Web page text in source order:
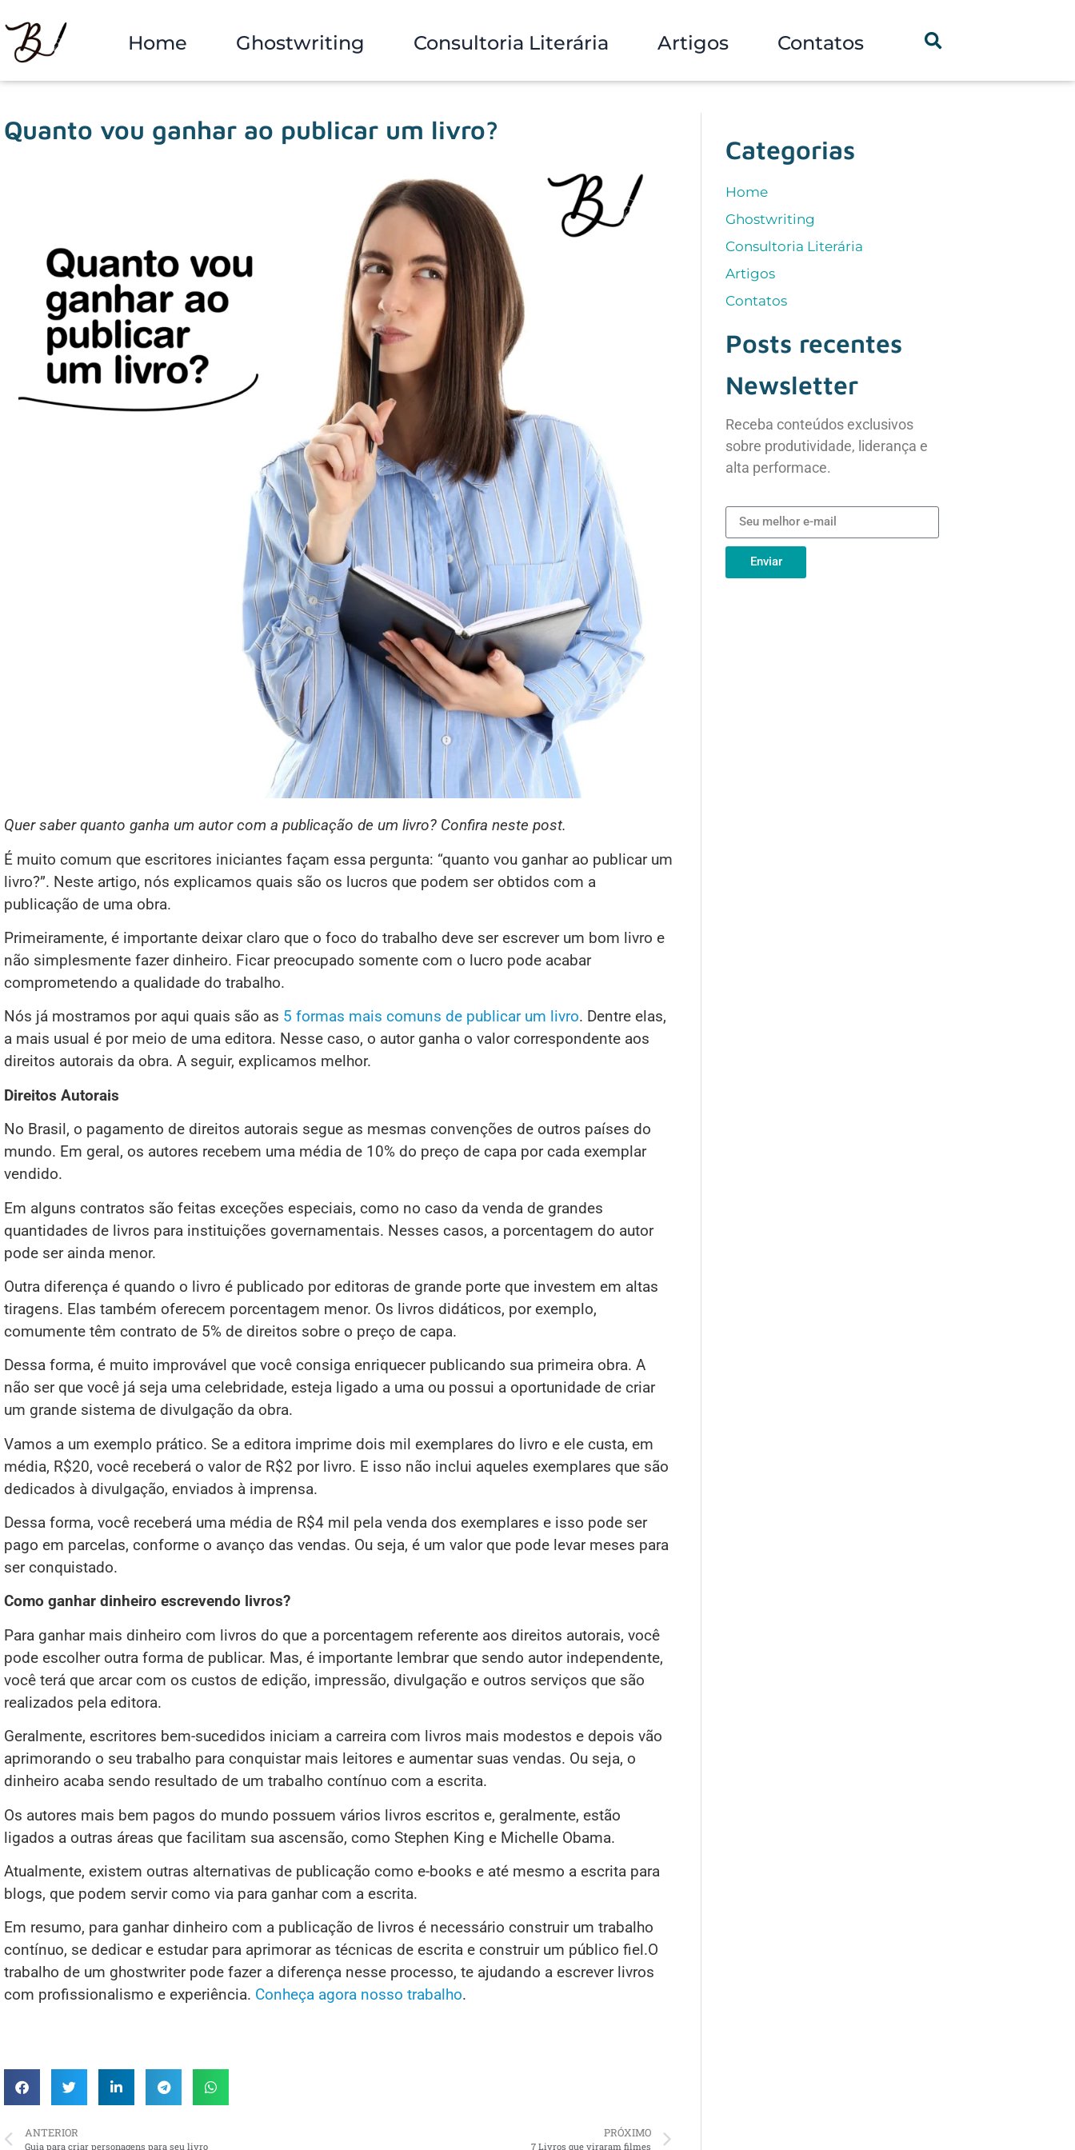
Home Ghostwriting Consultoria Literária Artigos Contatos
Quanto vou ganhar ao publicar um livro?
Quer saber quanto ganha um autor com a publicação de um livro? Confira neste post.
É muito comum que escritores iniciantes façam essa pergunta: “quanto vou ganhar ao publicar um
livro?”. Neste artigo, nós explicamos quais são os lucros que podem ser obtidos com a
publicação de uma obra.
Primeiramente, é importante deixar claro que o foco do trabalho deve ser escrever um bom livro e
não simplesmente fazer dinheiro. Ficar preocupado somente com o lucro pode acabar
comprometendo a qualidade do trabalho.
Nós já mostramos por aqui quais são as 5 formas mais comuns de publicar um livro. Dentre elas,
a mais usual é por meio de uma editora. Nesse caso, o autor ganha o valor correspondente aos
direitos autorais da obra. A seguir, explicamos melhor.
Direitos Autorais
No Brasil, o pagamento de direitos autorais segue as mesmas convenções de outros países do
mundo. Em geral, os autores recebem uma média de 10% do preço de capa por cada exemplar
vendido.
Em alguns contratos são feitas exceções especiais, como no caso da venda de grandes
quantidades de livros para instituições governamentais. Nesses casos, a porcentagem do autor
pode ser ainda menor.
Outra diferença é quando o livro é publicado por editoras de grande porte que investem em altas
tiragens. Elas também oferecem porcentagem menor. Os livros didáticos, por exemplo,
comumente têm contrato de 5% de direitos sobre o preço de capa.
Dessa forma, é muito improvável que você consiga enriquecer publicando sua primeira obra. A
não ser que você já seja uma celebridade, esteja ligado a uma ou possui a oportunidade de criar
um grande sistema de divulgação da obra.
Vamos a um exemplo prático. Se a editora imprime dois mil exemplares do livro e ele custa, em
média, R$20, você receberá o valor de R$2 por livro. E isso não inclui aqueles exemplares que são
dedicados à divulgação, enviados à imprensa.
Dessa forma, você receberá uma média de R$4 mil pela venda dos exemplares e isso pode ser
pago em parcelas, conforme o avanço das vendas. Ou seja, é um valor que pode levar meses para
ser conquistado.
Como ganhar dinheiro escrevendo livros?
Para ganhar mais dinheiro com livros do que a porcentagem referente aos direitos autorais, você
pode escolher outra forma de publicar. Mas, é importante lembrar que sendo autor independente,
você terá que arcar com os custos de edição, impressão, divulgação e outros serviços que são
realizados pela editora.
Geralmente, escritores bem-sucedidos iniciam a carreira com livros mais modestos e depois vão
aprimorando o seu trabalho para conquistar mais leitores e aumentar suas vendas. Ou seja, o
dinheiro acaba sendo resultado de um trabalho contínuo com a escrita.
Os autores mais bem pagos do mundo possuem vários livros escritos e, geralmente, estão
ligados a outras áreas que facilitam sua ascensão, como Stephen King e Michelle Obama.
Atualmente, existem outras alternativas de publicação como e-books e até mesmo a escrita para
blogs, que podem servir como via para ganhar com a escrita.
Em resumo, para ganhar dinheiro com a publicação de livros é necessário construir um trabalho
contínuo, se dedicar e estudar para aprimorar as técnicas de escrita e construir um público fiel.O
trabalho de um ghostwriter pode fazer a diferença nesse processo, te ajudando a escrever livros
com profissionalismo e experiência. Conheça agora nosso trabalho.
ANTERIOR
Guia para criar personagens para seu livro
PRÓXIMO
7 Livros que viraram filmes
Categorias
Home
Ghostwriting
Consultoria Literária
Artigos
Contatos
Posts recentes
Newsletter
Receba conteúdos exclusivos
sobre produtividade, liderança e
alta performace.
Enviar